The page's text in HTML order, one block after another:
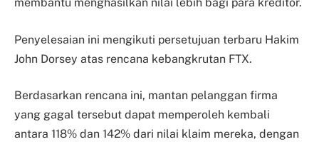
Penyelesaian ini mengikuti persetujuan terbaru Hakim
John Dorsey atas rencana kebangkrutan FTX.
Berdasarkan rencana ini, mantan pelanggan firma
yang gagal tersebut dapat memperoleh kembali
antara 118% dan 142% dari nilai klaim mereka, dengan